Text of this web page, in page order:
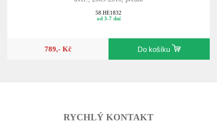
58.HE1832
od 3-7 dní
789,- Kč Do košíku
RYCHLÝ KONTAKT